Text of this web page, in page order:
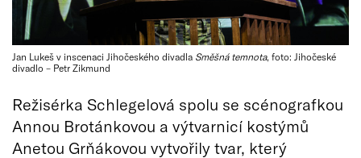
Jan Lukeš v inscenaci Jihočeského divadla Směšná temnota, foto: Jihočeské
divadlo – Petr Zikmund
Režisérka Schlegelová spolu se scénografkou
Annou Brotánkovou a výtvarnicí kostýmů
Anetou Grňákovou vytvořily tvar, který